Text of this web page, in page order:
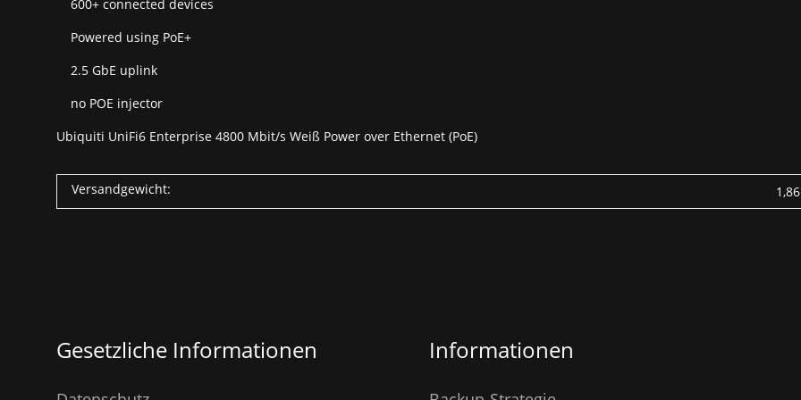
600+ connected devices
Powered using PoE+
2.5 GbE uplink
no POE injector
Ubiquiti UniFi6 Enterprise 4800 Mbit/s Weiß Power over Ethernet (PoE)
Versandgewicht:
Gesetzliche Informationen Informationen